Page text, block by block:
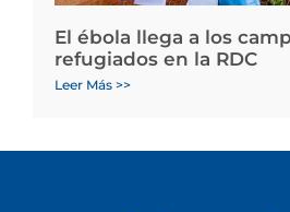
El ébola llega a los
refugiados en la RDC
Leer Más >>